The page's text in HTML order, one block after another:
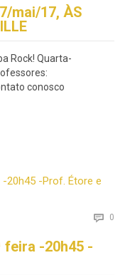
mai/17, ÀS
Rock! Quarta-
conosco
 0
feira -20h45 -